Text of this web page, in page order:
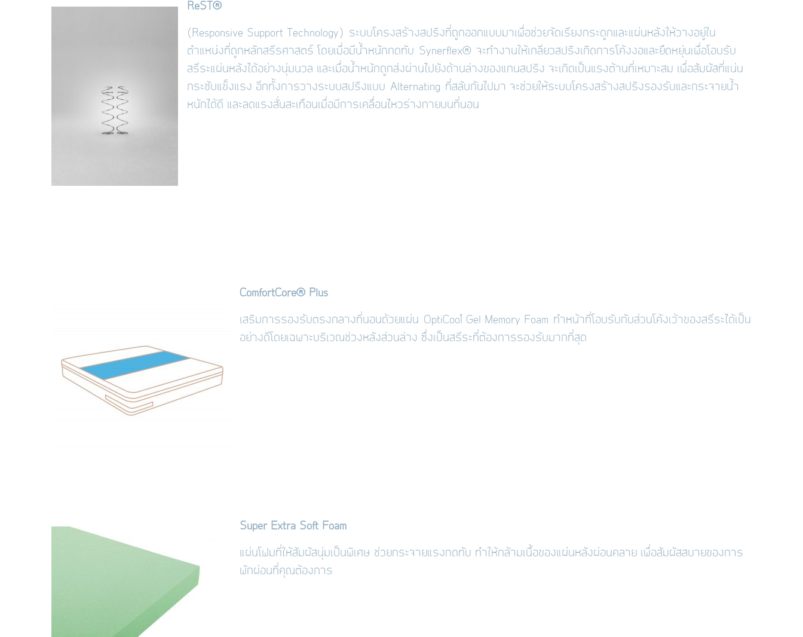
ReST®
(Responsive Support Technology) ระบบโครงสร้างสปริงที่ถูกออกแบบมาเพื่อช่วยจัดเรียงกระดูกและแผ่นหลังให้วางอยู่ใน
ตำแหน่งที่ถูกหลักสรีรศาสตร์ โดยเมื่อมีน้ำหนักกดทับ Synerflex® จะทำงานให้เกลียวสปริงเกิดการโค้งงอและยืดหยุ่นเพื่อโอบรับ
สรีระแผ่นหลังได้อย่างนุ่มนวล และเมื่อน้ำหนักถูกส่งผ่านไปยังด้านล่างของแกนสปริง จะเกิดเป็นแรงต้านที่เหมาะสม เพื่อสัมผัสที่แน่น
กระชับแข็งแรง อีกทั้งการวางระบบสปริงแบบ Alternating ที่สลับกันไปมา จะช่วยให้ระบบโครงสร้างสปริงรองรับและกระจายน้ำ
หนักได้ดี และลดแรงสั่นสะเทือนเมื่อมีการเคลื่อนไหวร่างกายบนที่นอน
ComfortCore® Plus
เสริมการรองรับตรงกลางที่นอนด้วยแผ่น OptiCool ™ Gel Memory Foam ทำหน้าที่โอบรับกับส่วนโค้งเว้าของสรีระได้เป็น
อย่างดีโดยเฉพาะบริเวณช่วงหลังส่วนล่าง ซึ่งเป็นสรีระที่ต้องการรองรับมากที่สุด
Super Extra Soft Foam
แผ่นโฟมที่ให้สัมผัสนุ่มเป็นพิเศษ ช่วยกระจายแรงกดทับ ทำให้กล้ามเนื้อของแผ่นหลังผ่อนคลาย เพื่อสัมผัสสบายของการ
พักผ่อนที่คุณต้องการ